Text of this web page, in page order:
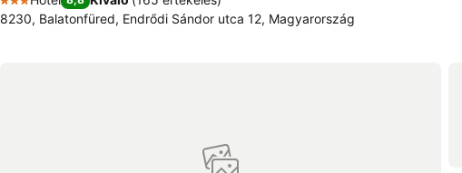
3 Kategória
8230, Balatonfüred, Endrődi Sándor utca 12, Magyarország